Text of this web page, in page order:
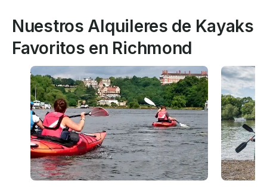
Nuestros Alquileres de Kayaks
Favoritos en Richmond